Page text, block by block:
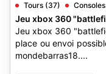
Tours (37)
Jeu xbox 360
Jeu xbox 360
place ou envoi
mondebarras18....